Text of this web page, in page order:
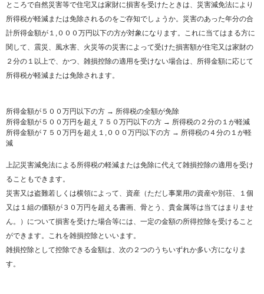
ところで自然災害等で住宅又は家財に損害を受けたときは、災害減免法により
所得税が軽減または免除されるのをご存知でしょうか。災害のあった年分の合
計所得金額が１,０００万円以下の方が対象になります。これに当てはまる方に
関して、震災、風水害、火災等の災害によって受けた損害額が住宅又は家財の
２分の１以上で、かつ、雑損控除の適用を受けない場合は、所得金額に応じて
所得税が軽減または免除されます。
所得金額が５００万円以下の方 → 所得税の全額が免除
所得金額が５００万円を超え７５０万円以下の方 → 所得税の２分の１が軽減
所得金額が７５０万円を超え１,０００万円以下の方 → 所得税の４分の１が軽
減
上記災害減免法による所得税の軽減または免除に代えて雑損控除の適用を受け
ることもできます。
災害又は盗難若しくは横領によって、資産（ただし事業用の資産や別荘、１個
又は１組の価額が３０万円を超える書画、骨とう、貴金属等は当てはまりませ
ん。）について損害を受けた場合等には、一定の金額の所得控除を受けること
ができます。これを雑損控除といいます。
雑損控除として控除できる金額は、次の２つのうちいずれか多い方になりま
す。